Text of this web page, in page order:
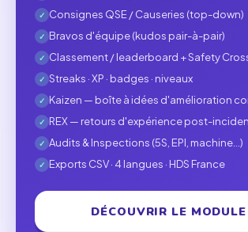
✓ Consignes QSE / Causeries (top-down)
✓ Bravos d'équipe (kudos pair-à-pair)
✓ Classement / leaderboard + Safety
✓ Streaks · XP · badges · niveaux
✓ Kaizen — boîte à idées d'amélioration
✓ REX — retours d'expérience post-
✓ Audits & Inspections (5S, EPI, machine…)
✓ Exports CSV · 4 langues · HDS France
DÉCOUVRIR LE